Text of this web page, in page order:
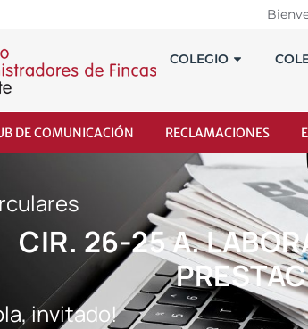
COLEGIO
DE COMUNICACIÓN RECLAMACIONES
CIR. 26-25 A.
invitado!